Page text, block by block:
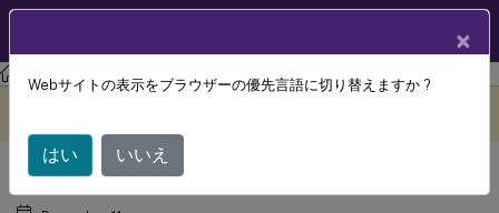
ワークスペース環境管理 ワークスペース環境管理 2407
ポート情報
×
Webサイトの表示をブラウザーの優先言語に切り替えますか ?
はい いいえ